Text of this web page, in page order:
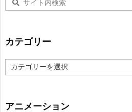
カテゴリー
テ
ー
アニメーション